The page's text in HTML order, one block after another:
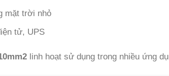
mặt trời nhỏ
tử, UPS
linh hoạt sử dụng trong nhiều ứng